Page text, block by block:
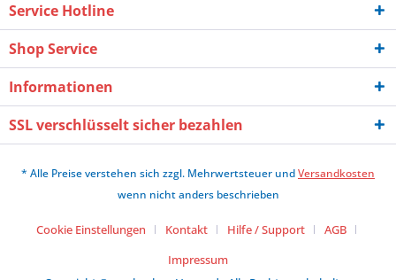
Service Hotline
Shop Service
Informationen
SSL verschlüsselt sicher bezahlen
* Alle Preise verstehen sich zzgl. Mehrwertsteuer undVersandkosten
wenn nicht anders beschrieben
Cookie Einstellungen Kontakt Hilfe / Support
AGB
Impressum